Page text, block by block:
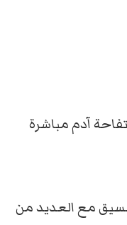
آدم مباشرة
مع العديد من